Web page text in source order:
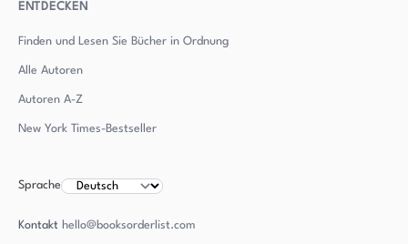
ENTDECKEN
Finden und Lesen Sie Bücher in Ordnung
Alle Autoren
Autoren A-Z
New York Times-Bestseller
Sprache
Kontakt hello@booksorderlist.com